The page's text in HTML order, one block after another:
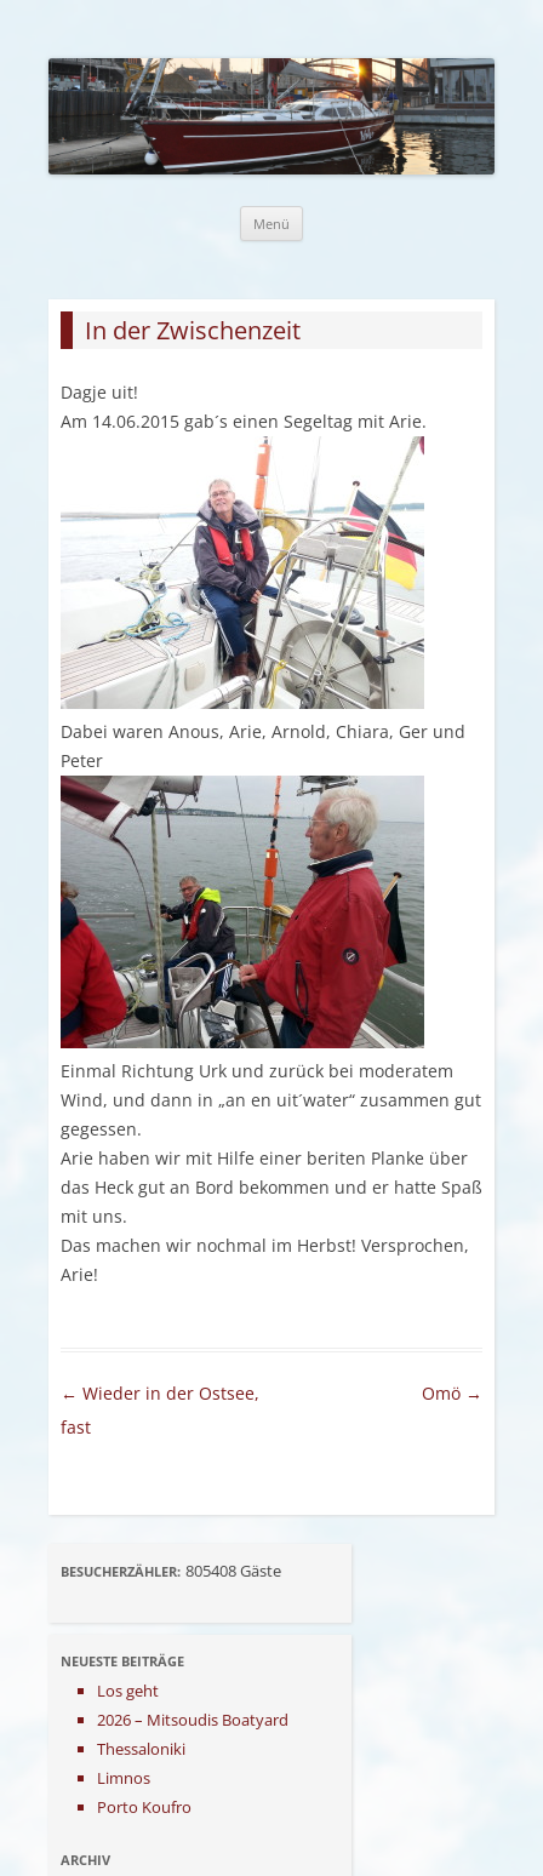
Menü
In der Zwischenzeit
Dagje uit!
Am 14.06.2015 gab´s einen Segeltag mit Arie.
Dabei waren Anous, Arie, Arnold, Chiara, Ger und
Peter
Einmal Richtung Urk und zurück bei moderatem
Wind, und dann in „an en uit´water“ zusammen gut
gegessen.
Arie haben wir mit Hilfe einer beriten Planke über
das Heck gut an Bord bekommen und er hatte Spaß
mit uns.
Das machen wir nochmal im Herbst! Versprochen,
Arie!
Artikel-Navigation
← Wieder in der Ostsee,
fast
Omö →
BESUCHERZÄHLER: 805408Gäste
NEUESTE BEITRÄGE
Los geht
2026 – Mitsoudis Boatyard
Thessaloniki
Limnos
Porto Koufro
ARCHIV